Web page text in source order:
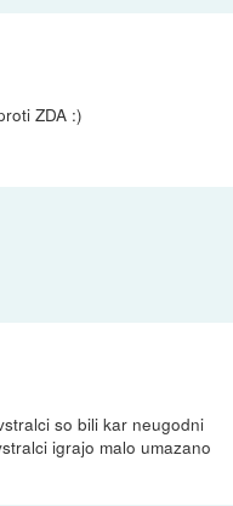
ZDA :)
so bili kar neugodni
igrajo malo umazano